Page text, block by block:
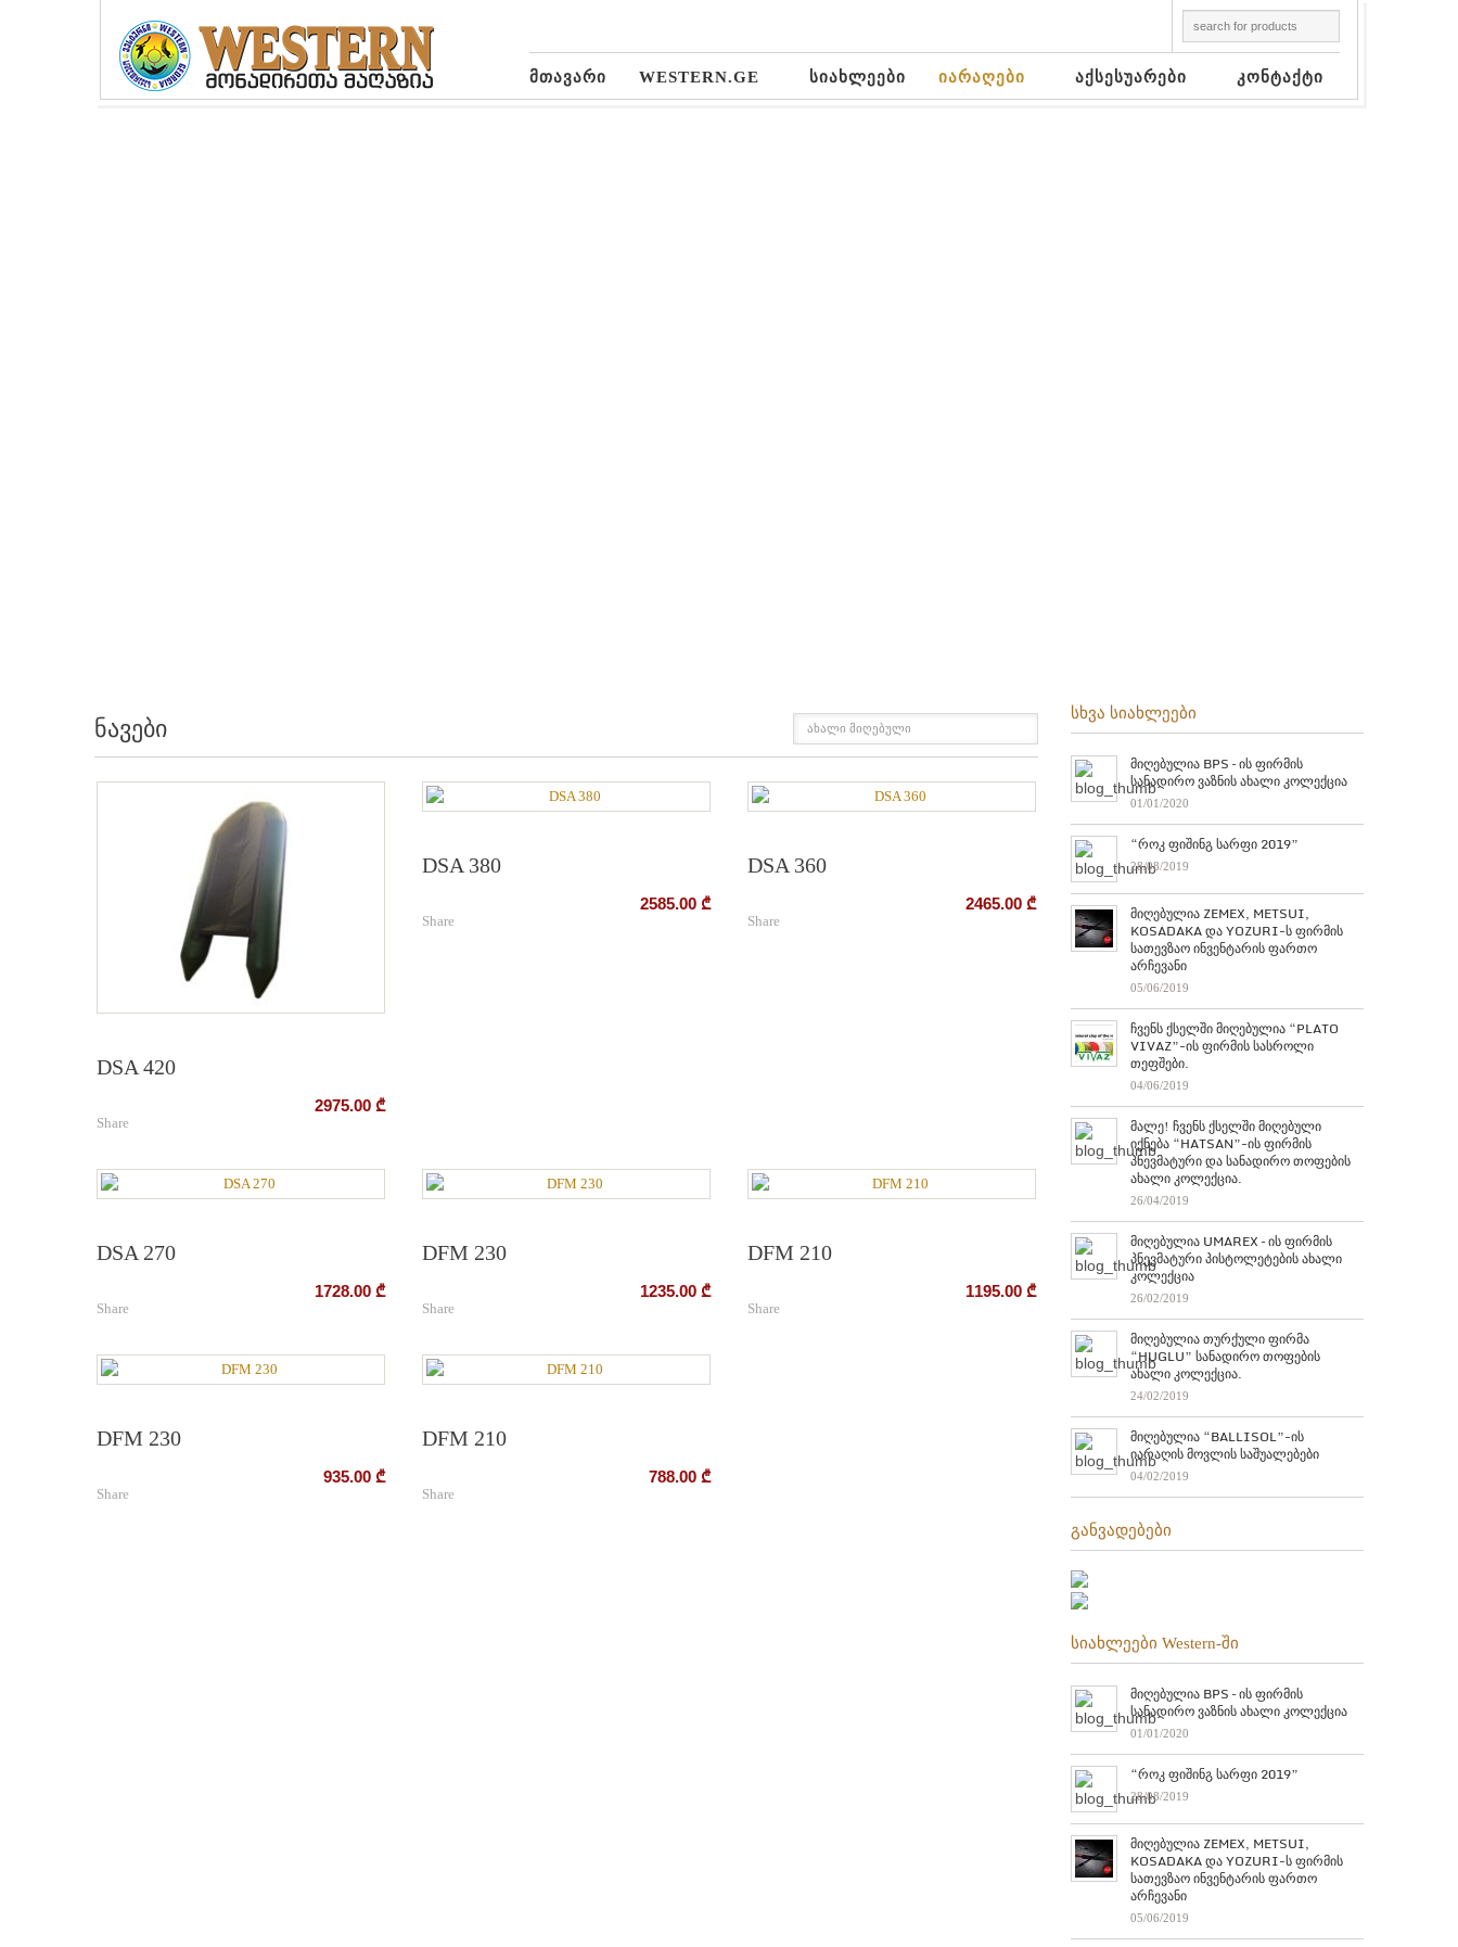
მთავარი WESTERN.GE სიახლეები იარაღები აქსესუარები კონტაქტი
ნავები ახალი მიღებული
DSA 420
2975.00 ₾
Share
DSA 380
2585.00 ₾
Share
DSA 360
2465.00 ₾
Share
DSA 270
1728.00 ₾
Share
DFM 230
1235.00 ₾
Share
DFM 210
1195.00 ₾
Share
DFM 230
935.00 ₾
Share
DFM 210
788.00 ₾
Share
სხვა სიახლეები
მიღებულია BPS – ის ფირმის
სანადირო ვაზნის ახალი კოლექცია
01/01/2020
“როკ ფიშინგ სარფი 2019”
28/08/2019
მიღებულია ZEMEX, METSUI,
KOSADAKA და YOZURI-ს ფირმის
სათევზაო ინვენტარის ფართო
არჩევანი
05/06/2019
ჩვენს ქსელში მიღებულია “PLATO
VIVAZ”-ის ფირმის სასროლი
თეფშები.
04/06/2019
მალე! ჩვენს ქსელში მიღებული
იქნება “HATSAN”-ის ფირმის
პნევმატური და სანადირო თოფების
ახალი კოლექცია.
26/04/2019
მიღებულია UMAREX – ის ფირმის
პნევმატური პისტოლეტების ახალი
კოლექცია
26/02/2019
მიღებულია თურქული ფირმა
“HUGLU” სანადირო თოფების
ახალი კოლექცია.
24/02/2019
მიღებულია “BALLISOL”-ის
იარაღის მოვლის საშუალებები
04/02/2019
განვადებები
სიახლეები Western-ში
მიღებულია BPS – ის ფირმის
სანადირო ვაზნის ახალი კოლექცია
01/01/2020
“როკ ფიშინგ სარფი 2019”
28/08/2019
მიღებულია ZEMEX, METSUI,
KOSADAKA და YOZURI-ს ფირმის
სათევზაო ინვენტარის ფართო
არჩევანი
05/06/2019